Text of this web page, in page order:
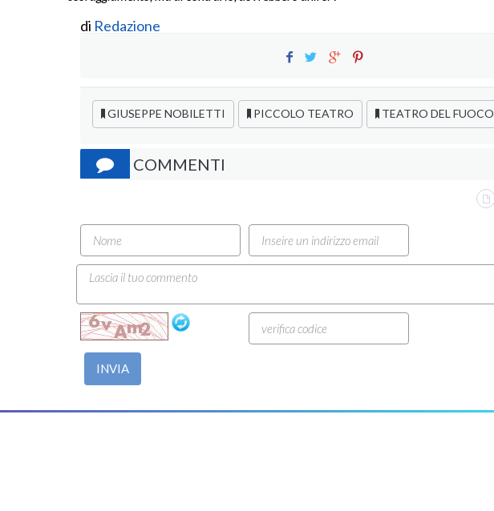
di Redazione
GIUSEPPE NOBILETTI PICCOLO TEATRO TEATRO DEL FUOCO
COMMENTI
INVIA